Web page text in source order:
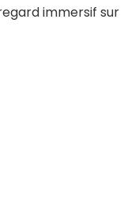
immersif sur